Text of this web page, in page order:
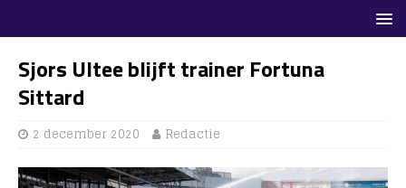
Sjors Ultee blijft trainer Fortuna
Sittard
2 december 2020 Redactie